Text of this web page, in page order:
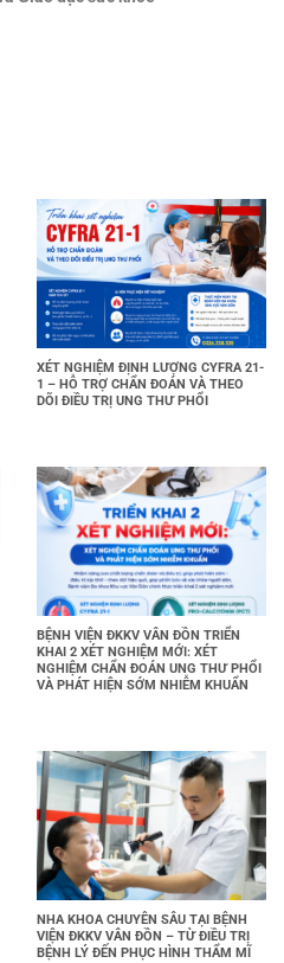
XÉT NGHIỆM ĐỊNH LƯỢNG CYFRA 21-
1 – HỖ TRỢ CHẨN ĐOÁN VÀ THEO
DÕI ĐIỀU TRỊ UNG THƯ PHỔI
BỆNH VIỆN ĐKKV VÂN ĐỒN TRIỂN
KHAI 2 XÉT NGHIỆM MỚI: XÉT
NGHIỆM CHẨN ĐOÁN UNG THƯ PHỔI
VÀ PHÁT HIỆN SỚM NHIỄM KHUẨN
NHA KHOA CHUYÊN SÂU TẠI BỆNH
VIỆN ĐKKV VÂN ĐỒN – TỪ ĐIỀU TRỊ
BỆNH LÝ ĐẾN PHỤC HÌNH THẨM MĨ